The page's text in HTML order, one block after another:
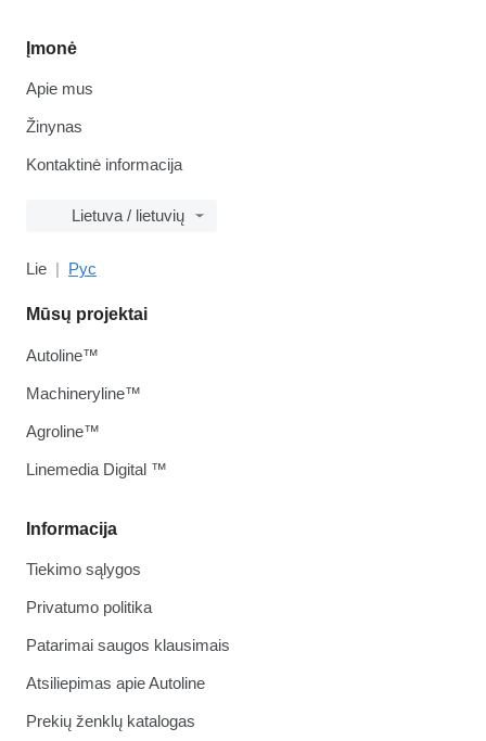
Įmonė
Apie mus
Žinynas
Kontaktinė informacija
Lietuva / lietuvių
Lie Рус
Informacija
Tiekimo sąlygos
Privatumo politika
Patarimai saugos klausimais
Atsiliepimas apie Autoline
Prekių ženklų katalogas
Mūsų projektai
Autoline™
Machineryline™
Agroline™
Linemedia Digital ™